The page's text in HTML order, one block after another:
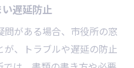
遅延防止
がある場合、市役所の窓
、トラブルや遅延の防止